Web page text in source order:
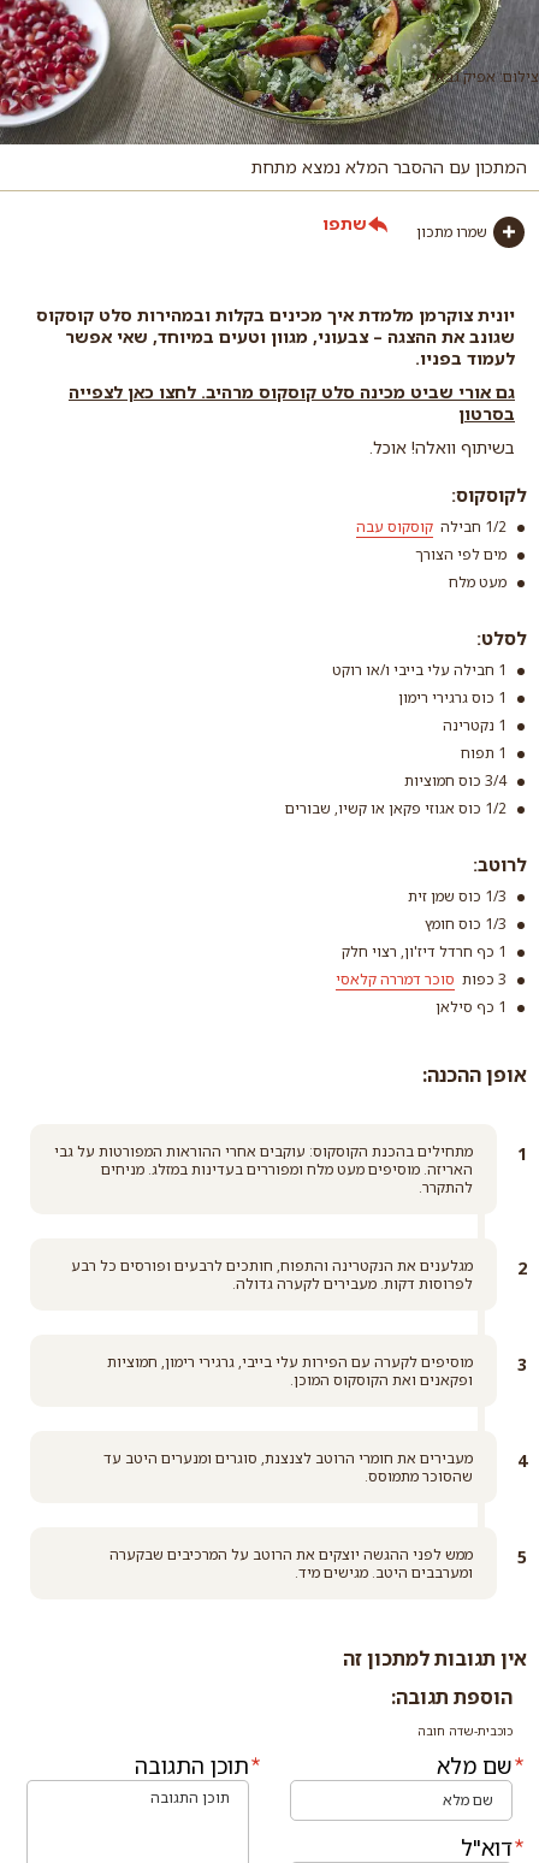
צילום: אפיק גבאי
המתכון עם ההסבר המלא נמצא מתחת
שמרו מתכון שתפו
יונית צוקרמן מלמדת איך מכינים בקלות ובמהירות סלט קוסקוס
שגונב את ההצגה – צבעוני, מגוון וטעים במיוחד, שאי אפשר
לעמוד בפניו.
גם אורי שביט מכינה סלט קוסקוס מרהיב. לחצו כאן לצפייה
בסרטון
בשיתוף וואלה! אוכל.
לקוסקוס:
1/2 חבילה קוסקוס עבה
מים לפי הצורך
מעט מלח
לסלט:
1 חבילה עלי בייבי ו/או רוקט
1 כוס גרגירי רימון
1 נקטרינה
1 תפוח
3/4 כוס חמוציות
1/2 כוס אגוזי פקאן או קשיו, שבורים
לרוטב:
1/3 כוס שמן זית
1/3 כוס חומץ
1 כף חרדל דיז'ון, רצוי חלק
3 כפות
סוכר דמררה קלאסי
קרא עוד
1 כף סילאן
אופן ההכנה:
מתחילים בהכנת הקוסקוס: עוקבים אחרי ההוראות המפורטות על גבי
האריזה. מוסיפים מעט מלח ומפוררים בעדינות במזלג. מניחים
להתקרר.
מגלענים את הנקטרינה והתפוח, חותכים לרבעים ופורסים כל רבע
לפרוסות דקות. מעבירים לקערה גדולה.
מוסיפים לקערה עם הפירות עלי בייבי, גרגירי רימון, חמוציות
ופקאנים ואת הקוסקוס המוכן.
מעבירים את חומרי הרוטב לצנצנת, סוגרים ומנערים היטב עד
שהסוכר מתמוסס.
ממש לפני ההגשה יוצקים את הרוטב על המרכיבים שבקערה
ומערבבים היטב. מגישים מיד.
אין תגובות למתכון זה
הוספת תגובה:
כוכבית-שדה חובה
שם מלא
דוא"ל
תוכן התגובה